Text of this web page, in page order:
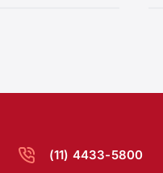
(11) 4433-5800